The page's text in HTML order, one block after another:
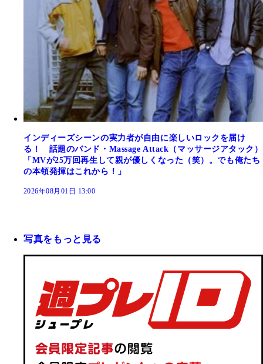
インディーズシーンの実力者が自由に楽しいロックを届け
る！ 話題のバンド・Massage Attack（マッサージアタック）
「MVが25万回再生して親が優しくなった（笑）。でも俺たち
の本領発揮はこれから！」
2026年08月01日 13:00
写真をもっと見る